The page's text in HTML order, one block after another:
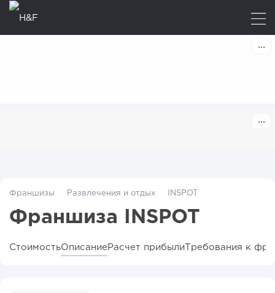
Франшизы Развлечения и отдых INSPOT
Франшиза INSPOT
СтоимостьОписание Расчет прибыли Требования к